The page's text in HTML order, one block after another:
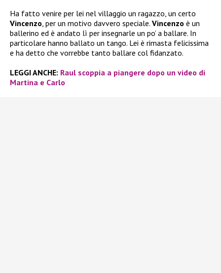
Ha fatto venire per lei nel villaggio un ragazzo, un certo
Vincenzo, per un motivo davvero speciale. Vincenzo è un
ballerino ed è andato lì per insegnarle un po’ a ballare. In
particolare hanno ballato un tango. Lei è rimasta felicissima
e ha detto che vorrebbe tanto ballare col fidanzato.
LEGGI ANCHE: Raul scoppia a piangere dopo un video di
Martina e Carlo